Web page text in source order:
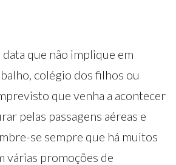
que não implique em
colégio dos filhos ou
que venha a acontecer
pelas passagens aéreas e
se sempre que há muitos
várias promoções de